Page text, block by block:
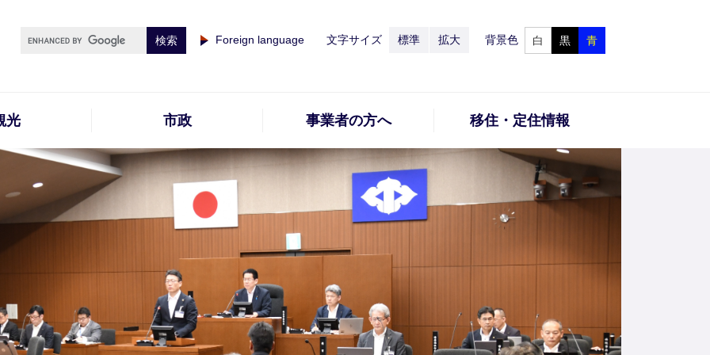
Foreign language 文字サイズ 標準 拡大 背景色 白 黒 青
光 市政 事業者の方へ 移住・定住情報